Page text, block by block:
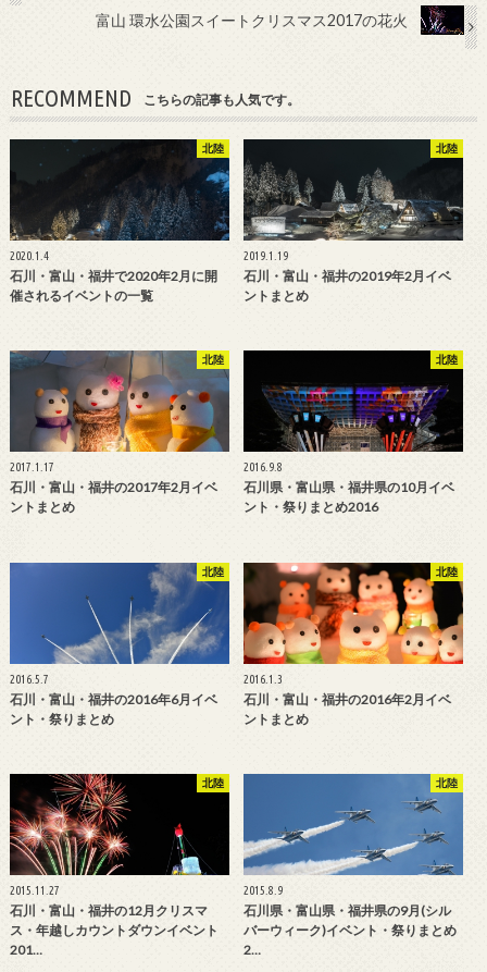
富山 環水公園スイートクリスマス2017の花火
RECOMMEND こちらの記事も人気です。
北陸
2020.1.4
石川・富山・福井で2020年2月に開
催されるイベントの一覧
北陸
2019.1.19
石川・富山・福井の2019年2月イベ
ントまとめ
北陸
2017.1.17
石川・富山・福井の2017年2月イベ
ントまとめ
北陸
2016.9.8
石川県・富山県・福井県の10月イベ
ント・祭りまとめ2016
北陸
2016.5.7
石川・富山・福井の2016年6月イベ
ント・祭りまとめ
北陸
2016.1.3
石川・富山・福井の2016年2月イベ
ントまとめ
北陸
2015.11.27
石川・富山・福井の12月クリスマ
ス・年越しカウントダウンイベント
201…
北陸
2015.8.9
石川県・富山県・福井県の9月(シル
バーウィーク)イベント・祭りまとめ
2…